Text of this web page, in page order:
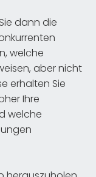
dann die
welche
aber nicht
erhalten Sie
Ihre
welche